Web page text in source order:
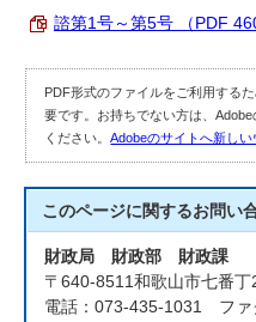
諮第1号～第5号 （PDF
PDF形式のファイルをご利用する
要です。お持ちでない方は、
ください。Adobeのサイトへ新しい
このページに関するお問い
財政局 財政部 財政課
〒640-8511和歌山市七番丁
電話：073-435-1031 ファ